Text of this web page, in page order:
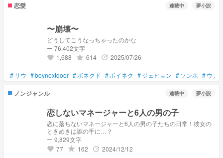
恋愛 連載中 夢小説
〜崩壊〜
どうしてこうなっちゃったのかな
ー 76,402文字
favorite 1,688 grade 614 update 2025/07/26
# リウ #boynextdoor #ボネクド #ボイネク #ジェヒョン #ソンホ #ウナ
ノンジャンル 連載中 夢小説
恋しないマネージャーと6人の男の子
恋に落ちないマネージャーと6人の男の子たちの日常！彼女の
ときめきは誰の手に…？
ー 9,829文字
favorite 77 grade 162 update 2024/12/12